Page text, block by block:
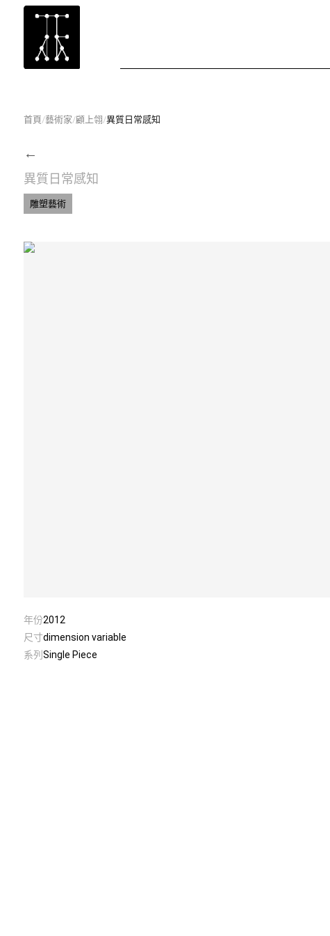
首頁/藝術家/顧上翎 /異質日常感知
←
異質日常感知
雕塑藝術
年份2012
尺寸dimension variable
系列 Single Piece